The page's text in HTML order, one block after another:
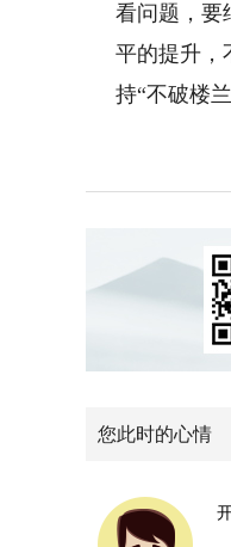
看问题，要
平的提升，
持“不破楼
您此时的心情